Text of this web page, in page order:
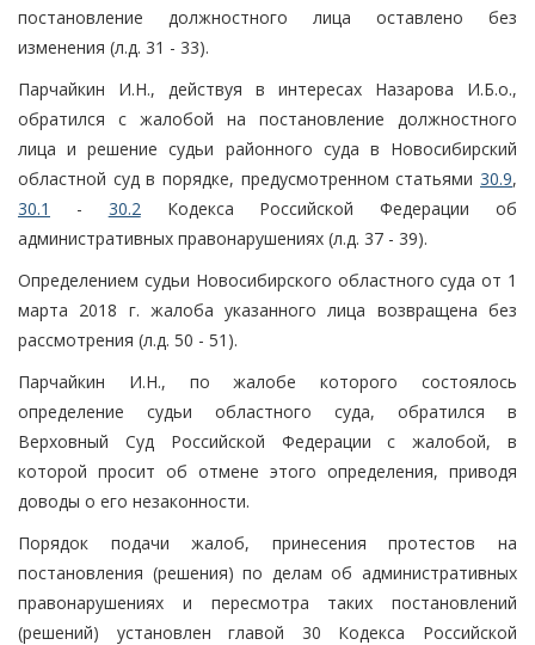
постановление должностного лица оставлено без
изменения (л.д. 31 - 33).
Парчайкин И.Н., действуя в интересах Назарова И.Б.о.,
обратился с жалобой на постановление должностного
лица и решение судьи районного суда в Новосибирский
областной суд в порядке, предусмотренном статьями 30.9,
30.1
- 30.2 Кодекса Российской Федерации об
административных правонарушениях (л.д. 37 - 39).
Определением судьи Новосибирского областного суда от 1
марта 2018 г. жалоба указанного лица возвращена без
рассмотрения (л.д. 50 - 51).
Парчайкин И.Н., по жалобе которого состоялось
определение судьи областного суда, обратился в
Верховный Суд Российской Федерации с жалобой, в
которой просит об отмене этого определения, приводя
доводы о его незаконности.
Порядок подачи жалоб, принесения протестов на
постановления (решения) по делам об административных
правонарушениях и пересмотра таких постановлений
(решений) установлен главой 30 Кодекса Российской